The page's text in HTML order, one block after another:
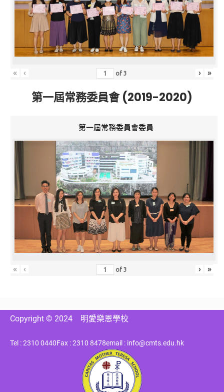
« ‹ of3 › »
第一屆常務委員會 (2019-2020)
第一屆常務委員會委員
« ‹ of3 › »
Copyright © 2024 明愛樂恩學校
Tel : 2310 0440Fax : 2310 8478email : info@cmts.edu.hk